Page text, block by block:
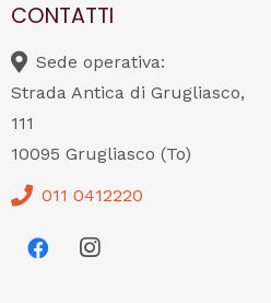
CONTATTI
Sede operativa:
Strada Antica di Grugliasco,
111
10095 Grugliasco (To)
011 0412220